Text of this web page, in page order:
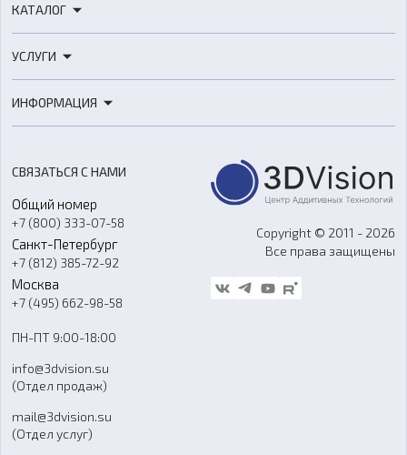
КАТАЛОГ
3D-сканеры
Расходные материалы
Оборудование и материалы для вакуумного литья
Аксессуары и прочее оборудование
Программное обеспечение
УСЛУГИ
3D-моделирование
Ремонт и услуги
ИНФОРМАЦИЯ
О компании
Контакты
Гос. закупки
Стать дилером
Блог
FAQ
СВЯЗАТЬСЯ С НАМИ
Общий номер
+7 (800) 333-07-58
Санкт-Петербург
+7 (812) 385-72-92
Москва
+7 (495) 662-98-58
ПН-ПТ 9:00-18:00
info@3dvision.su
(Отдел продаж)
mail@3dvision.su
(Отдел услуг)
Copyright © 2011 - 2026
Все права защищены